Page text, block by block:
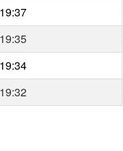
19:37
19:35
19:34
19:32